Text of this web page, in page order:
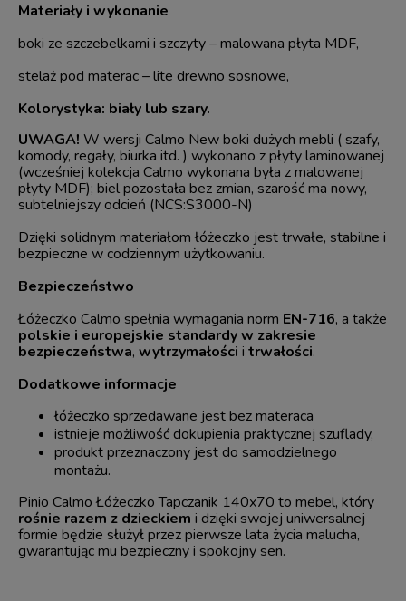
Materiały i wykonanie
boki ze szczebelkami i szczyty – malowana płyta MDF,
stelaż pod materac – lite drewno sosnowe,
Kolorystyka: biały lub szary.
UWAGA! W wersji Calmo New boki dużych mebli ( szafy,
komody, regały, biurka itd. ) wykonano z płyty laminowanej
(wcześniej kolekcja Calmo wykonana była z malowanej
płyty MDF); biel pozostała bez zmian, szarość ma nowy,
subtelniejszy odcień (NCS:S3000-N)
Dzięki solidnym materiałom łóżeczko jest trwałe, stabilne i
bezpieczne w codziennym użytkowaniu.
Bezpieczeństwo
Łóżeczko Calmo spełnia wymagania norm EN-716, a także
polskie i europejskie standardy w zakresie
bezpieczeństwa, wytrzymałości i trwałości.
Dodatkowe informacje
łóżeczko sprzedawane jest bez materaca
istnieje możliwość dokupienia praktycznej szuflady,
produkt przeznaczony jest do samodzielnego
montażu.
Pinio Calmo Łóżeczko Tapczanik 140x70 to mebel, który
rośnie razem z dzieckiem i dzięki swojej uniwersalnej
formie będzie służył przez pierwsze lata życia malucha,
gwarantując mu bezpieczny i spokojny sen.